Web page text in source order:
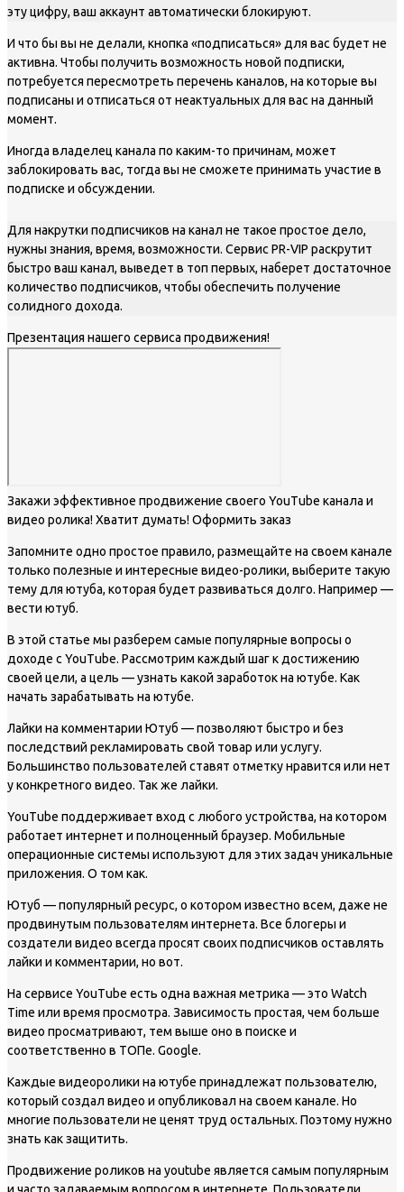
эту цифру, ваш аккаунт автоматически блокируют.
И что бы вы не делали, кнопка «подписаться» для вас будет не
активна. Чтобы получить возможность новой подписки,
потребуется пересмотреть перечень каналов, на которые вы
подписаны и отписаться от неактуальных для вас на данный
момент.
Иногда владелец канала по каким-то причинам, может
заблокировать вас, тогда вы не сможете принимать участие в
подписке и обсуждении.
Для накрутки подписчиков на канал не такое простое дело,
нужны знания, время, возможности. Сервис PR-VIP раскрутит
быстро ваш канал, выведет в топ первых, наберет достаточное
количество подписчиков, чтобы обеспечить получение
солидного дохода.
Презентация нашего сервиса продвижения!
Закажи эффективное продвижение своего YouTube канала и
видео ролика! Хватит думать! Оформить заказ
Запомните одно простое правило, размещайте на своем канале
только полезные и интересные видео-ролики, выберите такую
тему для ютуба, которая будет развиваться долго. Например —
вести ютуб.
В этой статье мы разберем самые популярные вопросы о
доходе с YouTube. Рассмотрим каждый шаг к достижению
своей цели, а цель — узнать какой заработок на ютубе. Как
начать зарабатывать на ютубе.
Лайки на комментарии Ютуб — позволяют быстро и без
последствий рекламировать свой товар или услугу.
Большинство пользователей ставят отметку нравится или нет
у конкретного видео. Так же лайки.
YouTube поддерживает вход с любого устройства, на котором
работает интернет и полноценный браузер. Мобильные
операционные системы используют для этих задач уникальные
приложения. О том как.
Ютуб — популярный ресурс, о котором известно всем, даже не
продвинутым пользователям интернета. Все блогеры и
создатели видео всегда просят своих подписчиков оставлять
лайки и комментарии, но вот.
На сервисе YouTube есть одна важная метрика — это Watch
Time или время просмотра. Зависимость простая, чем больше
видео просматривают, тем выше оно в поиске и
соответственно в ТОПе. Google.
Каждые видеоролики на ютубе принадлежат пользователю,
который создал видео и опубликовал на своем канале. Но
многие пользователи не ценят труд остальных. Поэтому нужно
знать как защитить.
Продвижение роликов на youtube является самым популярным